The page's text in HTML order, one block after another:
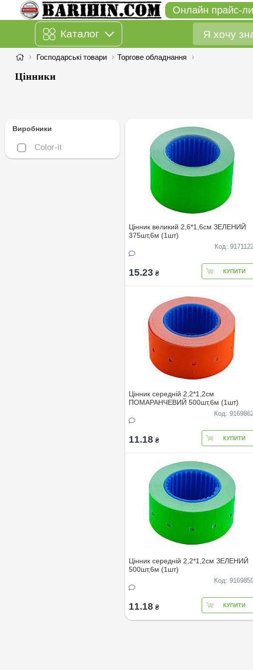
Онлайн прайс-
Каталог
Господарські товари Торгове обладнання
Цінники
Виробники
Color-it
Color-it
Цінник великий 2,6*1,6см ЗЕЛЕНИЙ
375шт,6м (1шт)
Код:
15.23 ₴ КУПИТИ
Цінник середнiй 2,2*1,2см
ПОМАРАНЧЕВИЙ 500шт,6м (1шт)
Код:
11.18 ₴ КУПИТИ
Цінник середнiй 2,2*1,2см ЗЕЛЕНИЙ
500шт,6м (1шт)
Код:
11.18 ₴ КУПИТИ